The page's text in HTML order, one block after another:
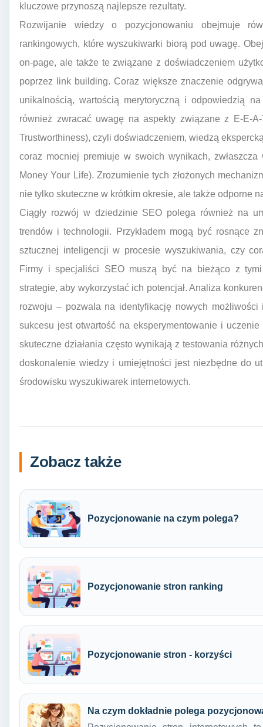
kluczowe przynoszą najlepsze rezultaty.
Rozwijanie wiedzy o pozycjonowaniu obejmuje
rankingowych, które wyszukiwarki biorą pod uwagę.
on-page, ale także te związane z doświadczeniem
poprzez link building. Coraz większe znaczenie
unikalnością, wartością merytoryczną i odpowiedzią
również zwracać uwagę na aspekty związane z E-E-
Trustworthiness), czyli doświadczeniem, wiedzą
coraz mocniej premiuje w swoich wynikach,
Money Your Life). Zrozumienie tych złożonych
nie tylko skuteczne w krótkim okresie, ale także odporne
Ciągły rozwój w dziedzinie SEO polega również na
trendów i technologii. Przykładem mogą być rosnące
sztucznej inteligencji w procesie wyszukiwania, czy
Firmy i specjaliści SEO muszą być na bieżąco z
strategie, aby wykorzystać ich potencjał. Analiza
rozwoju – pozwala na identyfikację nowych
sukcesu jest otwartość na eksperymentowanie i
skuteczne działania często wynikają z testowania
doskonalenie wiedzy i umiejętności jest niezbędne do
środowisku wyszukiwarek internetowych.
Zobacz także
Pozycjonowanie na czym polega?
Pozycjonowanie stron ranking
Pozycjonowanie stron - korzyści
Na czym dokładnie polega